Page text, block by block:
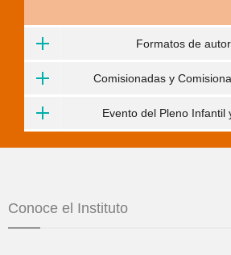
Formatos de
Comisionadas y
Evento del Pleno Infantil
Conoce el Instituto